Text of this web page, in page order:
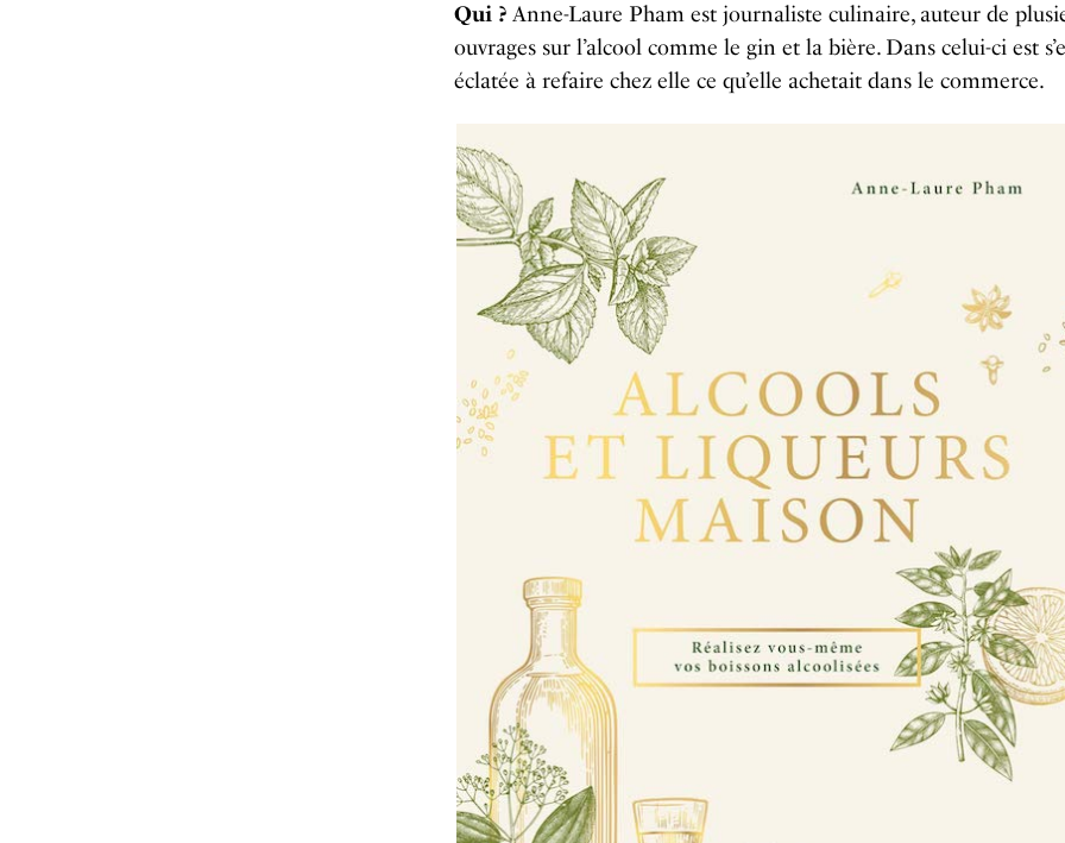
Qui ? Anne-Laure Pham est journaliste culinaire, auteur de
ouvrages sur l’alcool comme le gin et la bière. Dans celui-ci est
éclatée à refaire chez elle ce qu’elle achetait dans le commerce.